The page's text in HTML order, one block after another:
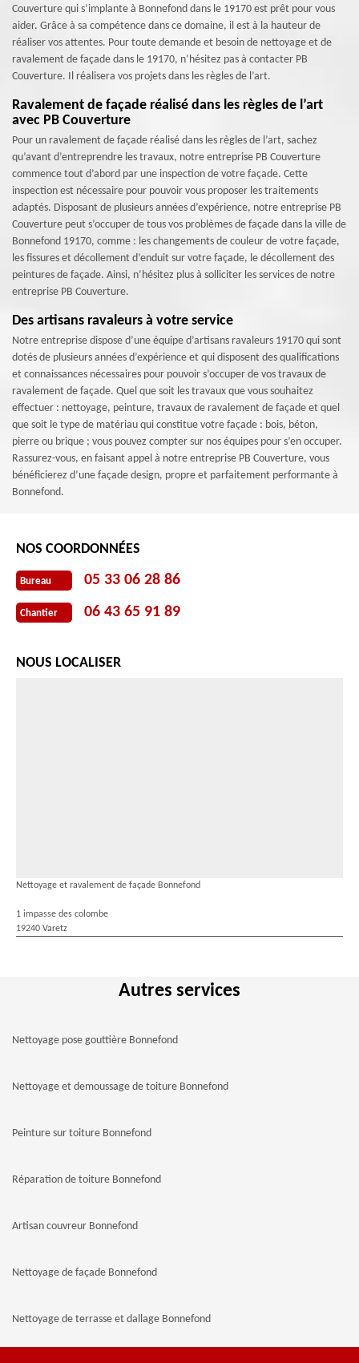
Couverture qui s’implante à Bonnefond dans le 19170 est prêt pour vous
aider. Grâce à sa compétence dans ce domaine, il est à la hauteur de
réaliser vos attentes. Pour toute demande et besoin de nettoyage et de
ravalement de façade dans le 19170, n’hésitez pas à contacter PB
Couverture. Il réalisera vos projets dans les règles de l’art.
Ravalement de façade réalisé dans les règles de l’art
avec PB Couverture
Pour un ravalement de façade réalisé dans les règles de l’art, sachez
qu’avant d’entreprendre les travaux, notre entreprise PB Couverture
commence tout d’abord par une inspection de votre façade. Cette
inspection est nécessaire pour pouvoir vous proposer les traitements
adaptés. Disposant de plusieurs années d’expérience, notre entreprise PB
Couverture peut s’occuper de tous vos problèmes de façade dans la ville de
Bonnefond 19170, comme : les changements de couleur de votre façade,
les fissures et décollement d’enduit sur votre façade, le décollement des
peintures de façade. Ainsi, n’hésitez plus à solliciter les services de notre
entreprise PB Couverture.
Des artisans ravaleurs à votre service
Notre entreprise dispose d’une équipe d’artisans ravaleurs 19170 qui sont
dotés de plusieurs années d’expérience et qui disposent des qualifications
et connaissances nécessaires pour pouvoir s’occuper de vos travaux de
ravalement de façade. Quel que soit les travaux que vous souhaitez
effectuer : nettoyage, peinture, travaux de ravalement de façade et quel
que soit le type de matériau qui constitue votre façade : bois, béton,
pierre ou brique ; vous pouvez compter sur nos équipes pour s’en occuper.
Rassurez-vous, en faisant appel à notre entreprise PB Couverture, vous
bénéficierez d’une façade design, propre et parfaitement performante à
Bonnefond.
NOS COORDONNÉES
Bureau 05 33 06 28 86
Chantier 06 43 65 91 89
NOUS LOCALISER
Nettoyage et ravalement de façade Bonnefond
1 impasse des colombe
19240 Varetz
Autres services
Nettoyage pose gouttière Bonnefond
Nettoyage et demoussage de toiture Bonnefond
Peinture sur toiture Bonnefond
Réparation de toiture Bonnefond
Artisan couvreur Bonnefond
Nettoyage de façade Bonnefond
Nettoyage de terrasse et dallage Bonnefond